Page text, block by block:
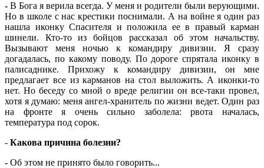
- В Бога я верила всегда. У меня и родители были верующими.
Но в школе с нас крестики поснимали. А на войне я один раз
нашла иконку Спасителя и положила ее в правый карман
шинели. Кто-то из бойцов рассказал об этом начальству.
Вызывают меня ночью к командиру дивизии. Я сразу
догадалась, по какому поводу. По дороге спрятала иконку в
палисаднике. Прихожу к командиру дивизии, он мне
предлагает все из карманов на стол выложить. А иконки-то
нет. Но беседу со мной о вреде религии он все-таки провел,
хотя я думаю: меня ангел-хранитель по жизни ведет. Один раз
на фронте я очень сильно заболела: рвота началась,
температура под сорок.
- Какова причина болезни?
- Об этом не принято было говорить...